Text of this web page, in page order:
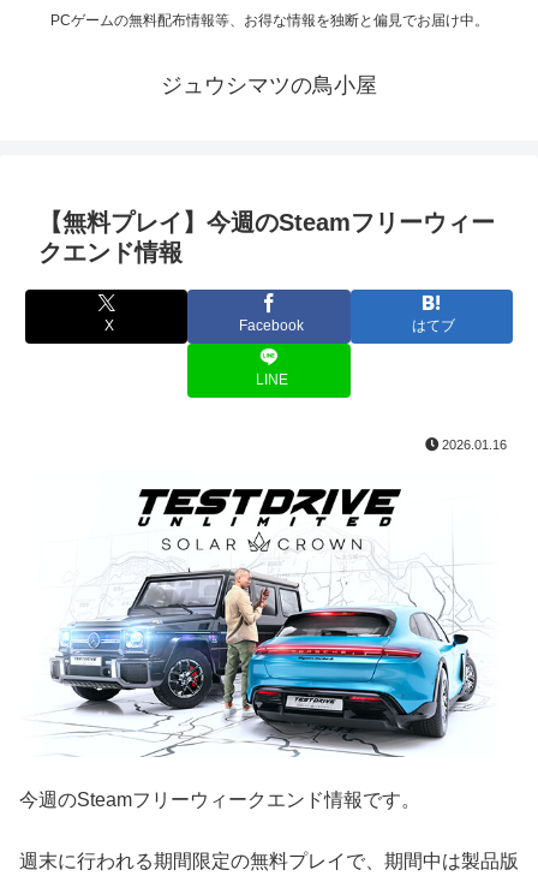
PCゲームの無料配布情報等、お得な情報を独断と偏見でお届け中。
ジュウシマツの鳥小屋
【無料プレイ】今週のSteamフリーウィー
クエンド情報
X Facebook はてブ
LINE
2026.01.16
今週のSteamフリーウィークエンド情報です。
週末に行われる期間限定の無料プレイで、期間中は製品版